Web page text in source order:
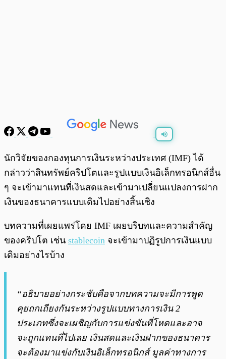
0:00
นักวิจัยของกองทุนการเงินระหว่างประเทศ (IMF) ได้
กล่าวว่าสินทรัพย์คริปโตและรูปแบบเงินอิเล็กทรอนิกส์อื่น
ๆ จะเข้ามาแทนที่เงินสดและเข้ามาเปลี่ยนแปลงการฝาก
เงินของธนาคารแบบเดิมไปอย่างสิ้นเชิง
บทความที่เผยแพร่โดย IMF เผยบริบทและความสำคัญ
ของคริปโต เช่น stablecoin จะเข้ามาปฏิรูปการเงินแบบ
เดิมอย่างไรบ้าง
“อธิบายอย่างกระชับคือจากบทความจะมีการพูด
คุยถกเถียงกันระหว่างรูปแบบทางการเงิน 2
ประเภทซึ่งจะเผชิญกับการแข่งขันที่โหดและอาจ
จะถูกแทนที่ไปเลย เงินสดและเงินฝากของธนาคาร
จะต้องมาแข่งกับเงินอิเล็กทรอนิกส์ มูลค่าทางการ